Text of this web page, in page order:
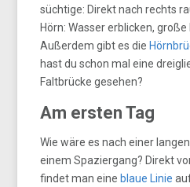
süchtige: Direkt nach rechts
Hörn: Wasser erblicken,
Außerdem gibt es die
hast du schon mal eine
Faltbrücke gesehen?
Am ersten Tag
Wie wäre es nach einer
einem Spaziergang? Direkt
findet man eine blaue Linie